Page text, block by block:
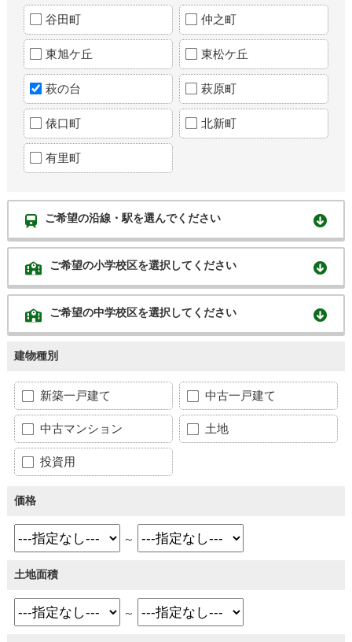
谷田町 仲之町
東旭ケ丘 東松ケ丘
萩の台 萩原町
俵口町 北新町
有里町
ご希望の沿線・駅を選んでください
ご希望の小学校区を選択してください
ご希望の中学校区を選択してください
建物種別
新築一戸建て 中古一戸建て
中古マンション 土地
投資用
価格
～
土地面積
～